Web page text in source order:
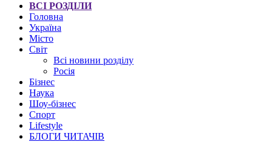
ВСІ РОЗДІЛИ
Головна
Україна
Місто
Світ
Всі новини розділу
Росія
Бізнес
Наука
Шоу-бізнес
Спорт
Lifestyle
БЛОГИ ЧИТАЧІВ